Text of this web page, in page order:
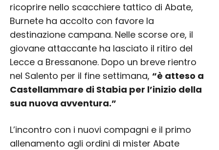
ricoprire nello scacchiere tattico di Abate,
Burnete ha accolto con favore la
destinazione campana. Nelle scorse ore, il
giovane attaccante ha lasciato il ritiro del
Lecce a Bressanone. Dopo un breve rientro
nel Salento per il fine settimana, “è atteso a
Castellammare di Stabia per l’inizio della
sua nuova avventura.”
L’incontro con i nuovi compagni e il primo
allenamento agli ordini di mister Abate